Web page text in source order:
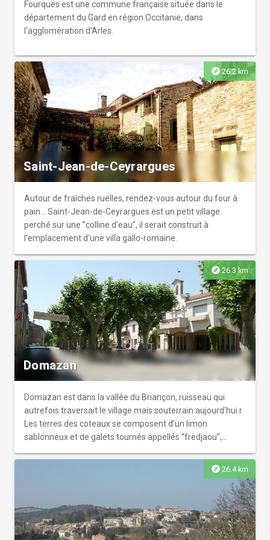
Fourques est une commune française située dans le
département du Gard en région Occitanie, dans
l'agglomération d'Arles.
explore 26.2 km
Saint-Jean-de-Ceyrargues
Autour de fraîches ruelles, rendez-vous autour du four à
pain… Saint-Jean-de-Ceyrargues est un petit village
perché sur une ”colline d'eau”, il serait construit à
l'emplacement d'une villa gallo-romaine.
explore 26.3 km
Domazan
Domazan est dans la vallée du Briançon, ruisseau qui
autrefois traversait le village mais souterrain aujourd'hui.r
Les terres des coteaux se composent d’un limon
sablonneux et de galets tournés appellés “fredjaou”,
explore 26.4 km